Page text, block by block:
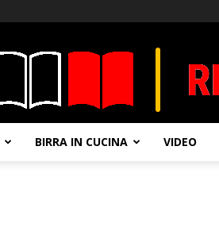
BIRRA IN CUCINA VIDEO